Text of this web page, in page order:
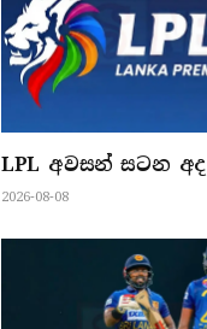
LPL අවසන් සටන අද
2026-08-08